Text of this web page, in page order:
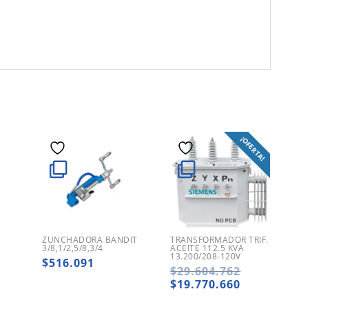
ZUNCHADORA BANDIT
3/8,1/2,5/8,3/4
$516.091
¡OFERTA!
TRANSFORMADOR TRIF.
ACEITE 112.5 KVA
13.200/208-120V
$29.604.762El
$19.770.660